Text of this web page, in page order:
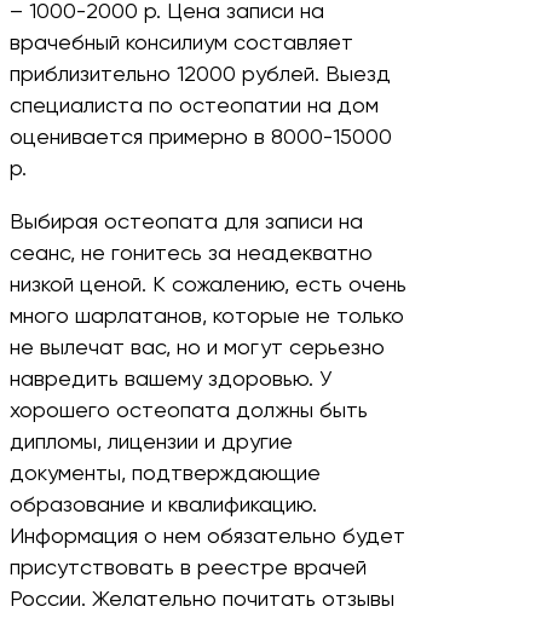
– 1000-2000 р. Цена записи на
врачебный консилиум составляет
приблизительно 12000 рублей. Выезд
специалиста по остеопатии на дом
оценивается примерно в 8000-15000
р.
Выбирая остеопата для записи на
сеанс, не гонитесь за неадекватно
низкой ценой. К сожалению, есть очень
много шарлатанов, которые не только
не вылечат вас, но и могут серьезно
навредить вашему здоровью. У
хорошего остеопата должны быть
дипломы, лицензии и другие
документы, подтверждающие
образование и квалификацию.
Информация о нем обязательно будет
присутствовать в реестре врачей
России. Желательно почитать отзывы